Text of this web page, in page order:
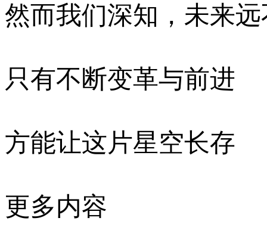
然而我们深知，未来
只有不断变革与前进
方能让这片星空长存
更多内容